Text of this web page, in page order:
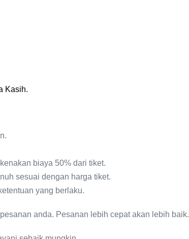
Kasih.
biaya 50% dari tiket.
sesuai dengan harga tiket.
yang berlaku.
anda. Pesanan lebih cepat akan lebih baik.